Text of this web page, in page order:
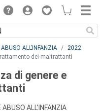
ALL’INFANZIA
2022
dei maltrattanti
di genere e
ALL’INFANZIA